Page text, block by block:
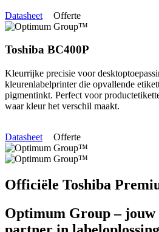
Datasheet Offerte
Toshiba BC400P
Kleurrijke precisie voor
kleurenlabelprinter die opvallende
pigmentinkt. Perfect voor
waar kleur het verschil maakt.
Datasheet Offerte
Officiële Toshiba
Optimum Group – jouw